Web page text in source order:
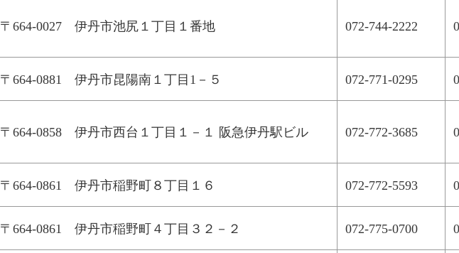
〒664-0027 伊丹市池尻１丁目１番地 072-744-2222
〒664-0881 伊丹市昆陽南１丁目1－５ 072-771-0295
〒664-0858 伊丹市西台１丁目１－１ 阪急伊丹駅ビル 072-772-3685
〒664-0861 伊丹市稲野町８丁目１６ 072-772-5593
〒664-0861 伊丹市稲野町４丁目３２－２ 072-775-0700